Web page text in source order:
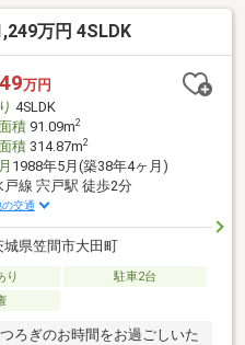
万円 4SLDK
万円
4SLDK
積91.09m2
積314.87m2
1988年5月(築38年4ヶ月)
戸線 宍戸駅 徒歩2分
の交通
城県笠間市大田町
り
駐車2台
ろぎのお時間をお過ごしいた